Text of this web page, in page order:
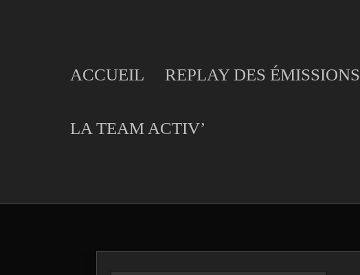
ACCUEIL REPLAY DES ÉMISSIONS
LA TEAM ACTIV’